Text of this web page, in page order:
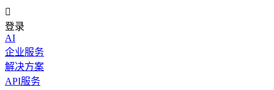

登录
AI
企业服务
解决方案
API服务